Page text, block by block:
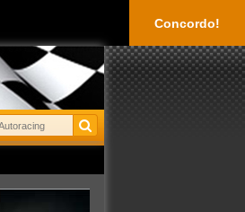
Concordo!